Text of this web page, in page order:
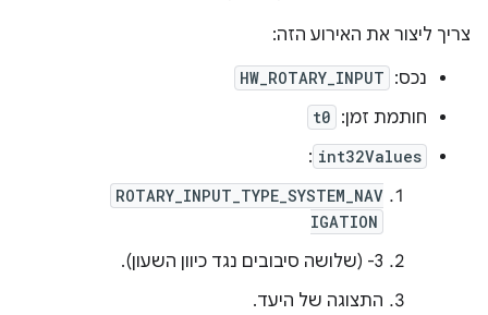
צריך ליצור את האירוע הזה:
נכס: HW_ROTARY_INPUT
חותמת זמן: t0
int32Values
:
ROTARY_INPUT_TYPE_SYSTEM_NAV
IGATION
‫‎-3 (שלושה סיבובים נגד כיוון השעון).
התצוגה של היעד.